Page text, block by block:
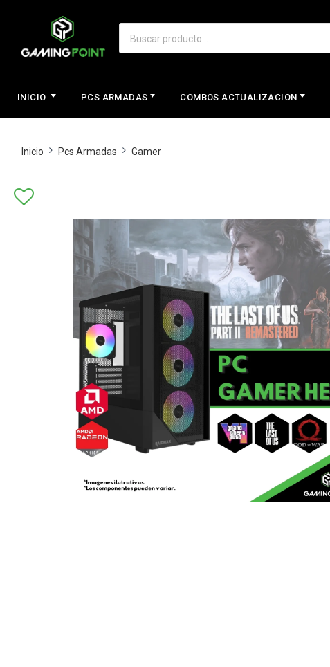
INICIO PCS ARMADAS COMBOS ACTUALIZACION
Inicio Pcs Armadas Gamer